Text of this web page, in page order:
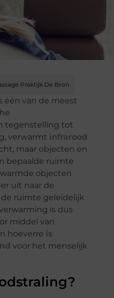
Praktijk De Bron
één van de meest
tegenstelling tot
verwarmt infrarood
maar objecten en
bepaalde ruimte
objecten
uit naar de
ruimte geleidelijk
is dus
middel van
hoeverre is
voor het menselijk